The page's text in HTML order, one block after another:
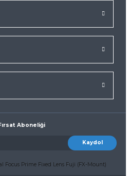
Aboneliği
Kaydol